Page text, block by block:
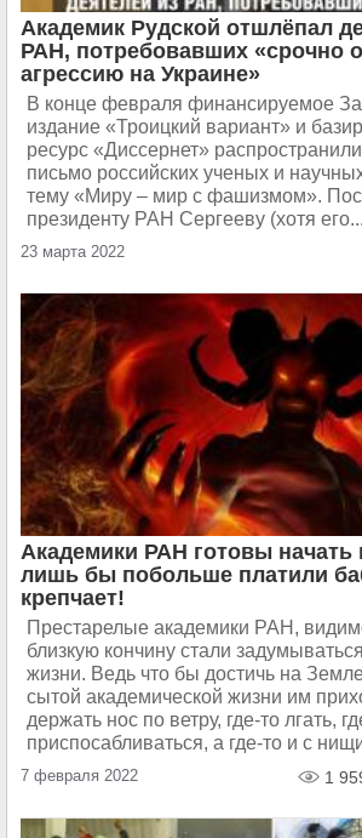
Академик Рудской отшлёпал
РАН, потребовавших «срочно
агрессию на Украине»
В конце февраля финансируемое
издание «Троицкий вариант» и
ресурс «Диссернет»
письмо российских ученых и
тему «Миру – мир с фашизмом».
президенту РАН Сергееву (хотя его...
23 марта 2022
Академики РАН готовы начать
лишь бы побольше платили
крепчает!
Престарелые академики РАН,
близкую кончину стали
жизни. Ведь что бы достичь на
сытой академической жизни им
держать нос по ветру, где-то лгать,
приспосабливаться, а где-то и с
7 февраля 2022 1